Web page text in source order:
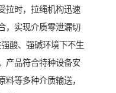
拉时，拉绳机构迅速
，实现介质零泄漏切
酸、强碱环境下不生
产品符合特种设备安
等多种介质输送，